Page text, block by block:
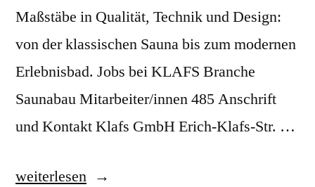
Maßstäbe in Qualität, Technik und Design:
von der klassischen Sauna bis zum modernen
Erlebnisbad. Jobs bei KLAFS Branche
Saunabau Mitarbeiter/innen 485 Anschrift
und Kontakt Klafs GmbH Erich-Klafs-Str. …
„Klafs
weiterlesen